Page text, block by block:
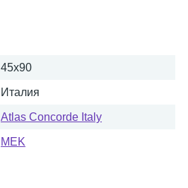
45x90
Италия
Atlas Concorde Italy
MEK